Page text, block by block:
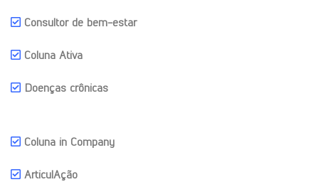
Consultor de bem-estar
Coluna Ativa
Doenças crônicas
Coluna in Company
ArticulAção